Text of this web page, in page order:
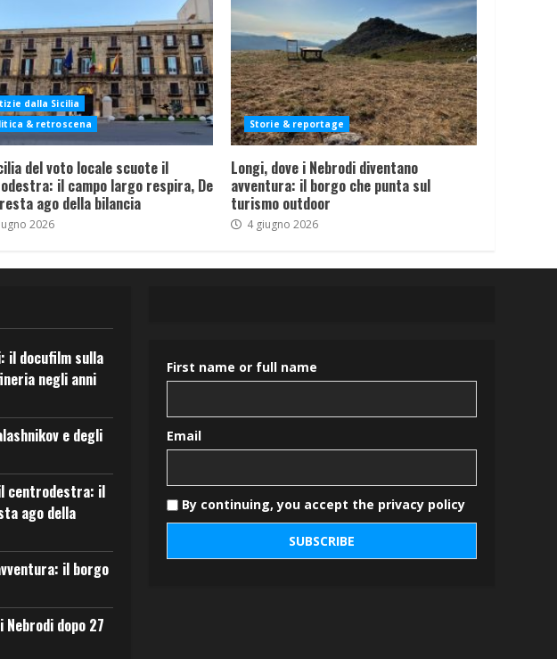
dalla Sicilia
& retroscena
del voto locale scuote il
il campo largo respira, De
ago della bilancia
2026
Storie & reportage
Longi, dove i Nebrodi diventano
avventura: il borgo che punta sul
turismo outdoor
4 giugno 2026
il docufilm sulla
negli anni
e degli
centrodestra: il
ago della
il borgo
dopo 27
First name or full name
Email
By continuing, you accept the privacy policy